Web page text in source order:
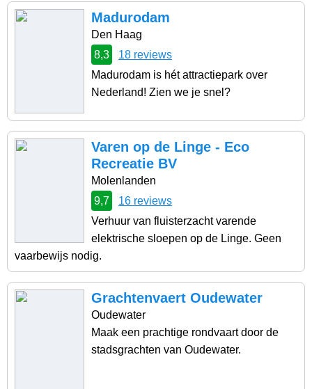
Madurodam
Den Haag
8,3
18 reviews
Madurodam is hét attractiepark over
Nederland! Zien we je snel?
Varen op de Linge - Eco
Recreatie BV
Molenlanden
9,7
16 reviews
Verhuur van fluisterzacht varende
elektrische sloepen op de Linge. Geen
vaarbewijs nodig.
Grachtenvaert Oudewater
Oudewater
Maak een prachtige rondvaart door de
stadsgrachten van Oudewater.